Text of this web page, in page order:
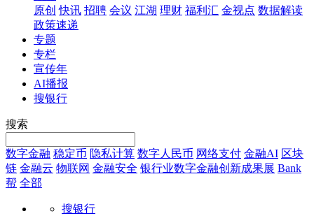
原创 快讯 招聘 会议 江湖 理财 福利汇 金视点 数据解读
政策速递
专题
专栏
宣传年
AI播报
搜银行
搜索
数字金融 稳定币 隐私计算 数字人民币 网络支付 金融AI 区块
链 金融云 物联网 金融安全 银行业数字金融创新成果展 Bank
帮 全部
搜银行